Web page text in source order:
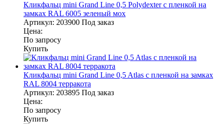
Кликфальц mini Grand Line 0,5 Polydexter с пленкой на
замках RAL 6005 зеленый мох
Артикул: 203900 Под заказ
Цена:
По запросу
Купить
Кликфальц mini Grand Line 0,5 Atlas с пленкой на замках
RAL 8004 терракота
Артикул: 203895 Под заказ
Цена:
По запросу
Купить